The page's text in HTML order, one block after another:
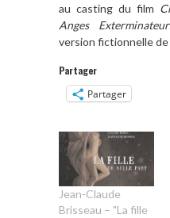
au casting du film
Anges
version fictionnelle
Partager
Partager
Jean-Claude
Brisseau – "La fille